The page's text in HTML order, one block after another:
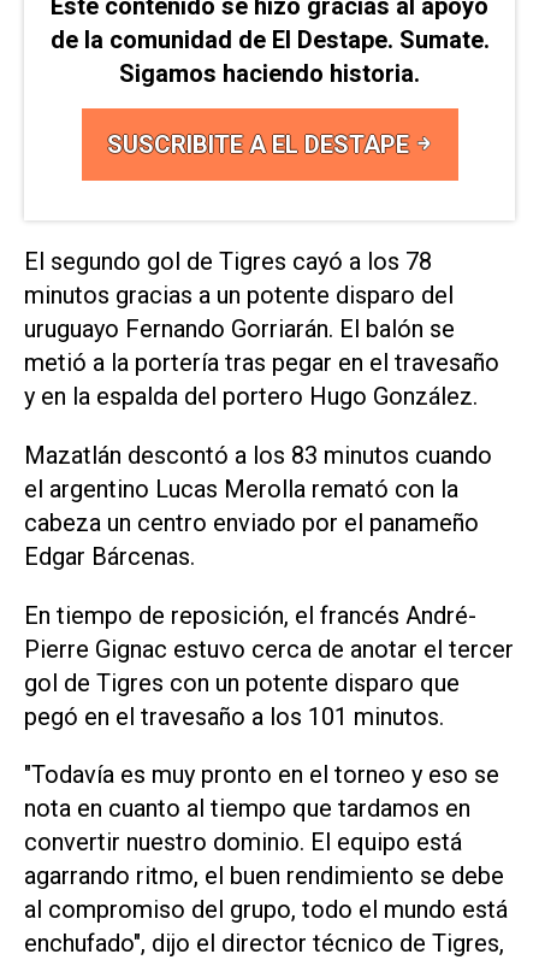
Este contenido se hizo gracias al apoyo
de la comunidad de El Destape. Sumate.
Sigamos haciendo historia.
SUSCRIBITE A EL DESTAPE
El segundo gol de Tigres cayó a los 78
minutos gracias a un potente disparo del
uruguayo Fernando Gorriarán. El balón se
metió a la portería tras pegar en el travesaño
y en la espalda del portero Hugo González.
Mazatlán descontó a los 83 minutos cuando
el argentino Lucas Merolla remató con la
cabeza un centro enviado por el panameño
Edgar Bárcenas.
En tiempo de reposición, el francés André-
Pierre Gignac estuvo cerca de anotar el tercer
gol de Tigres con un potente disparo que
pegó en el travesaño a los 101 minutos.
"Todavía es muy pronto en el torneo y eso se
nota en cuanto al tiempo que tardamos en
convertir nuestro dominio. El equipo está
agarrando ritmo, el buen rendimiento se debe
al compromiso del grupo, todo el mundo está
enchufado", dijo el director técnico de Tigres,